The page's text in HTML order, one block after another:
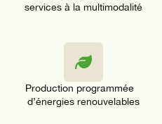
services à la multimodalité
Production programmée
d’énergies renouvelables